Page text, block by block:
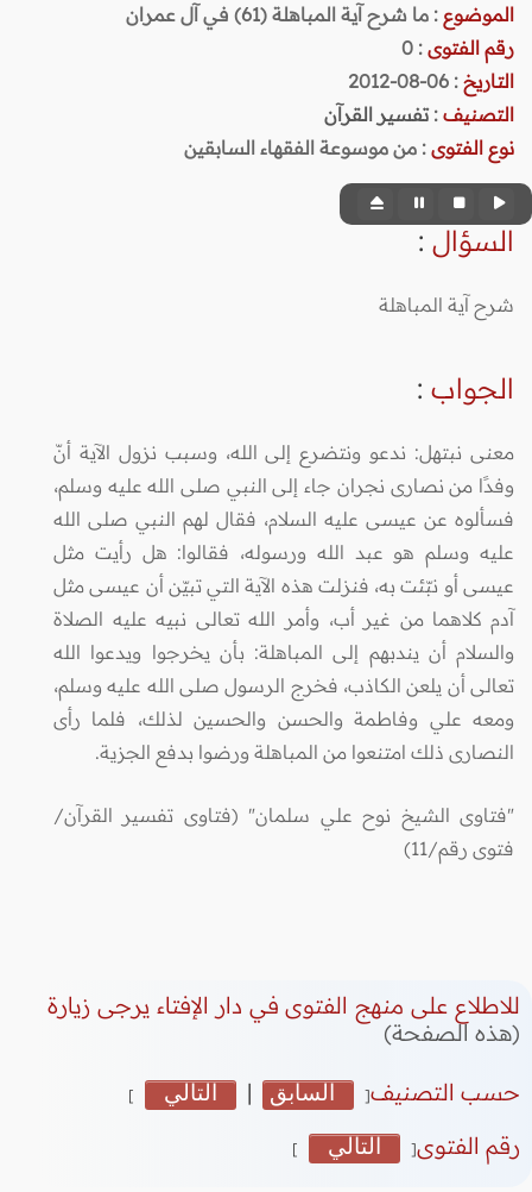
الموضوع : ما شرح آية المباهلة (61) في آل عمران
رقم الفتوى :
0
التاريخ : 06-08-2012
التصنيف :تفسير القرآن
نوع الفتوى : من موسوعة الفقهاء السابقين
السؤال :
شرح آية المباهلة
الجواب :
معنى نبتهل: ندعو ونتضرع إلى الله، وسبب نزول الآية أنّ
وفدًا من نصارى نجران جاء إلى النبي صلى الله عليه وسلم،
فسألوه عن عيسى عليه السلام، فقال لهم النبي صلى الله
عليه وسلم هو عبد الله ورسوله، فقالوا: هل رأيت مثل
عيسى أو نبّئت به، فنزلت هذه الآية التي تبيّن أن عيسى مثل
آدم كلاهما من غير أب، وأمر الله تعالى نبيه عليه الصلاة
والسلام أن يندبهم إلى المباهلة: بأن يخرجوا ويدعوا الله
تعالى أن يلعن الكاذب، فخرج الرسول صلى الله عليه وسلم،
ومعه علي وفاطمة والحسن والحسين لذلك، فلما رأى
النصارى ذلك امتنعوا من المباهلة ورضوا بدفع الجزية.
"فتاوى الشيخ نوح علي سلمان" (فتاوى تفسير القرآن/
فتوى رقم/11)
للاطلاع على منهج الفتوى في دار الإفتاء يرجى زيارة
(هذه الصفحة)
حسب التصنيف[ السابق | التالي ]
رقم الفتوى[ التالي ]